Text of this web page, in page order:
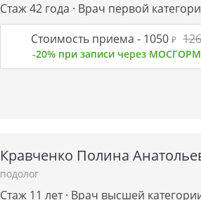
Стаж 42 года · Врач первой
Стоимость приема - 1050₽
-20% при записи через
Кравченко Полина
подолог
Стаж 11 лет · Врач высшей